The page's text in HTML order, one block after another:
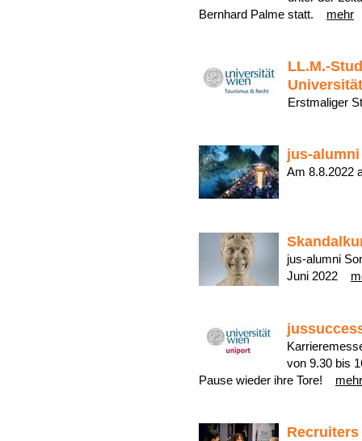
Bernhard Palme statt. mehr
LL.M.-
Erstmaliger
jus-
Am
jus-alumni
Juni 2022
von 9.30 bis
Pause wieder ihre Tore! mehr
Recruiters